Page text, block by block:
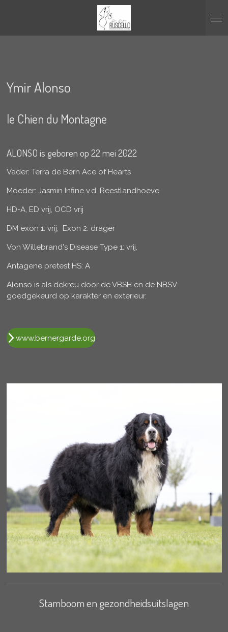
Ymir Alonso
le Chien du Montagne
ALONSO is geboren op 22 mei 2022
Vader: Terra de Bern Ace of Hearts
Moeder: Jasmin Infine v.d. Reestlandhoeve
HD-A, ED vrij, OCD vrij
DM exon 1: vrij, Exon 2: drager
Von Willebrand's Disease Type 1: vrij,
Antagene pretest HS: A
Alonso is als dekreu door de VBSH en de NBSV
goedgekeurd op karakter en exterieur.
www.bernergarde.org
Stamboom en gezondheidsuitslagen